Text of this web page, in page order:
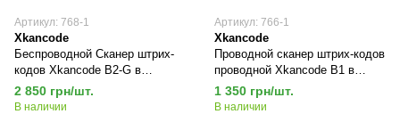
Артикул: 768-1
Xkancode
Беспроводной Сканер штрих-
кодов Xkancode B2-G в
комплекте с подставкой
2 850 грн/шт.
В наличии
Артикул: 766-1
Xkancode
Проводной сканер штрих-кодов
проводной Xkancode B1 в
комплекте с подставкой
1 350 грн/шт.
В наличии